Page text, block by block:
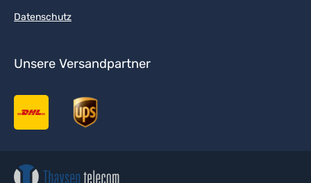
Datenschutz
Unsere Versandpartner